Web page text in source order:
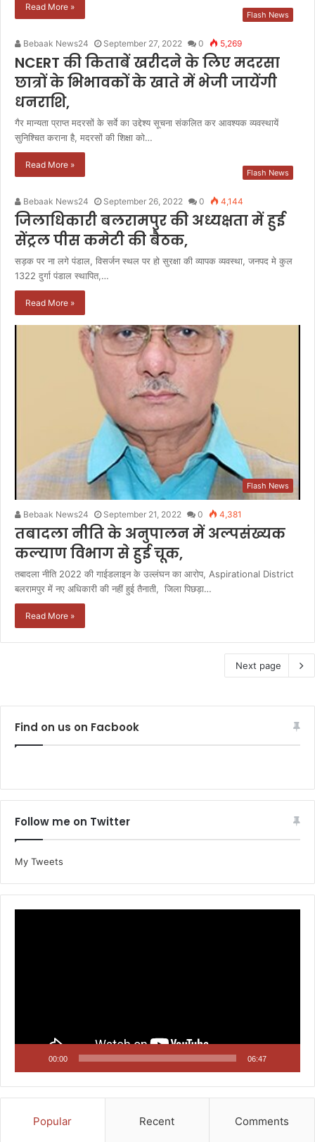
Read More »
Flash News
Bebaak News24 September 27, 2022 0 5,269
NCERT की किताबें खरीदने के लिए मदरसा
छात्रों के भिभावकों के खाते में भेजी जायेंगी
धनराशि,
गैर मान्यता प्राप्त मदरसों के सर्वे का उद्देश्य सूचना संकलित कर आवश्यक व्यवस्थायें
सुनिश्चित कराना है, मदरसों की शिक्षा को…
Read More »
Flash News
Bebaak News24 September 26, 2022 0 4,144
जिलाधिकारी बलरामपुर की अध्यक्षता में हुई
सेंट्रल पीस कमेटी की बैठक,
सड़क पर ना लगे पंडाल, विसर्जन स्थल पर हो सुरक्षा की व्यापक व्यवस्था, जनपद मे कुल
1322 दुर्गा पंडाल स्थापित,…
Read More »
Flash News
Bebaak News24 September 21, 2022 0 4,381
तबादला नीति के अनुपालन में अल्पसंख्यक
कल्याण विभाग से हुई चूक,
तबादला नीति 2022 की गाईडलाइन के उल्लंघन का आरोप, Aspirational District
बलरामपुर में नए अधिकारी की नहीं हुई तैनाती, जिला पिछड़ा…
Read More »
Next page
Find on us on Facbook
Follow me on Twitter
My Tweets
00:00 06:47
Popular Recent Comments